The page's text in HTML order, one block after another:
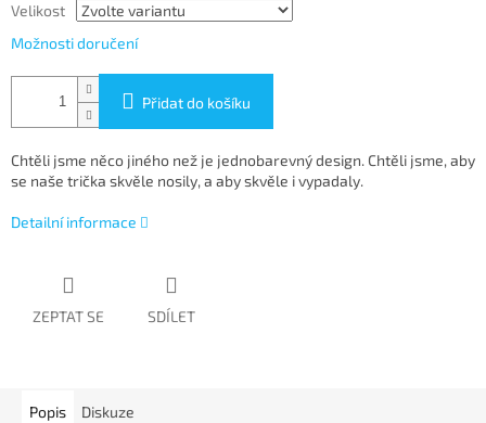
Velikost
Možnosti doručení
Přidat do košíku
Chtěli jsme něco jiného než je jednobarevný design. Chtěli jsme, aby
se naše trička skvěle nosily, a aby skvěle i vypadaly.
Detailní informace
ZEPTAT SE SDÍLET
Popis Diskuze